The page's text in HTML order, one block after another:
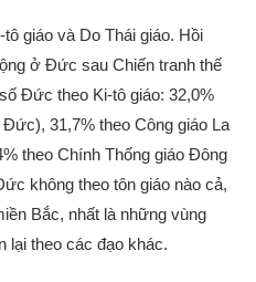
giáo và Do Thái giáo. Hồi
ở Đức sau Chiến tranh thế
Đức theo Ki-tô giáo: 32,0%
31,7% theo Công giáo La
theo Chính Thống giáo Đông
không theo tôn giáo nào cả,
Bắc, nhất là những vùng
theo các đạo khác.